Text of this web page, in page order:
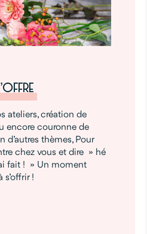
ateliers, création de
encore couronne de
d’autres thèmes, Pour
chez vous et dire » hé
fait ! » Un moment
!